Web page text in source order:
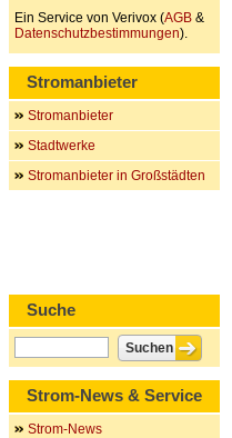
Ein Service von Verivox (AGB &
Datenschutzbestimmungen).
Stromanbieter
Stromanbieter
Stadtwerke
Stromanbieter in Großstädten
Suche
Strom-News & Service
Strom-News